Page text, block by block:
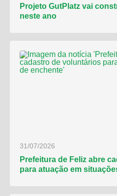
Projeto GutPlatz vai
neste ano
31/07/2026
Prefeitura de Feliz abre
para atuação em